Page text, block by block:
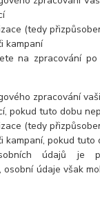
(tedy
kampaní
na zpracování
zpracování
pokud tuto dobu
(tedy
kampaní, pokud tuto
údajů je
osobní údaje však